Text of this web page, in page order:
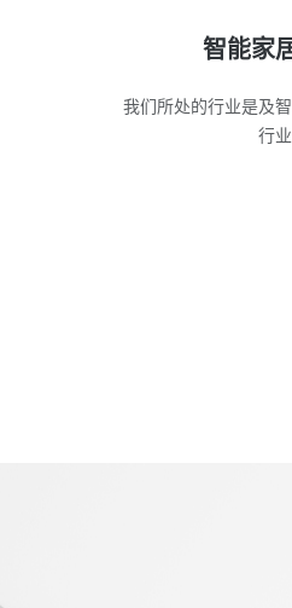
智能家
我们所处的行业是及
行业